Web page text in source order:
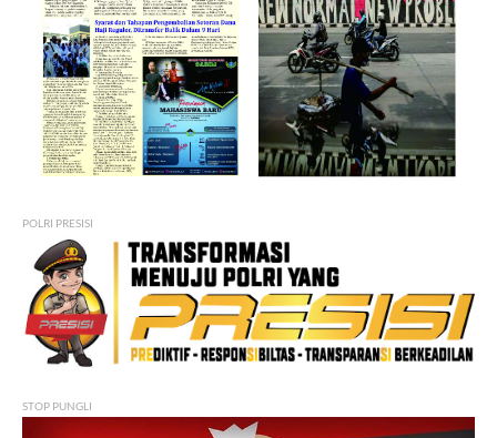
POLRI PRESISI
STOP PUNGLI